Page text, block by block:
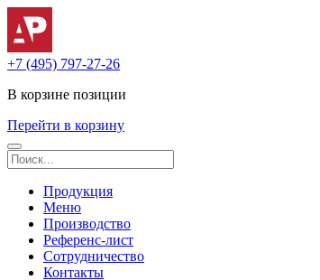
+7 (495) 797-27-26
В корзине позиции
Перейти в корзину
Продукция
Меню
Производство
Референс-лист
Сотрудничество
Контакты